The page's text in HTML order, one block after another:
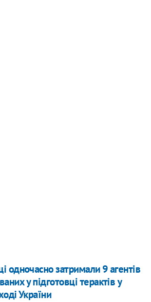
одночасно затримали 9 агентів
у підготовці терактів у
України